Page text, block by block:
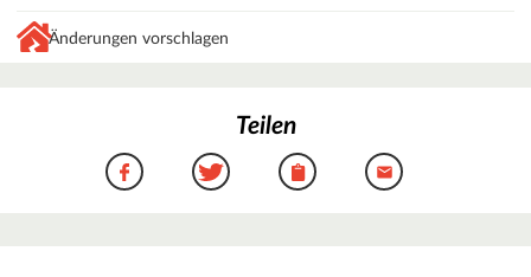
Änderungen vorschlagen
Teilen